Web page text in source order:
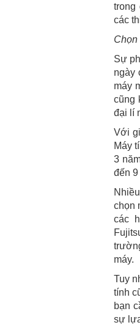
trong
các
Chọn
Sự
ngày
máy
cũng
đại lí
Với
Máy
3
đến 9
chọn
các
máy.
Tuy
tính
bạn
sự